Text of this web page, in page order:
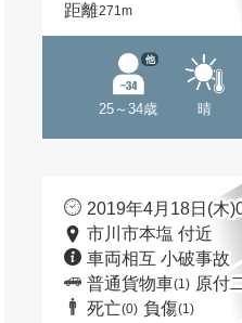
距離271m
25～34歳
他
晴
2019年4月18日(木
市川市本塩 付近
車両相互 小破事故
普通貨物車(1) 原付
死亡(0) 負傷(1)